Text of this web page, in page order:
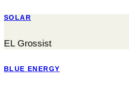
SOLAR
EL Grossist
BLUE ENERGY